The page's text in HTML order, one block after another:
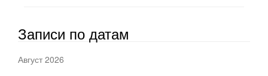
Записи по датам
Август 2026